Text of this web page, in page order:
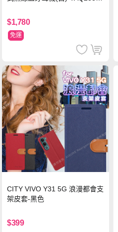
$1,780
免運
CITY VIVO Y31 5G 浪漫都會支
架皮套-黑色
$399